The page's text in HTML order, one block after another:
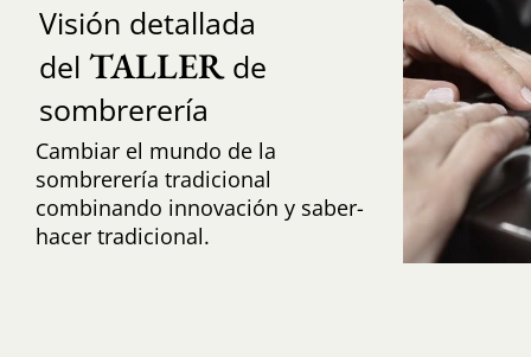
Visión detallada
del TALLERde
sombrerería
Cambiar el mundo de la
sombrerería tradicional
combinando innovación y saber-
hacer tradicional.